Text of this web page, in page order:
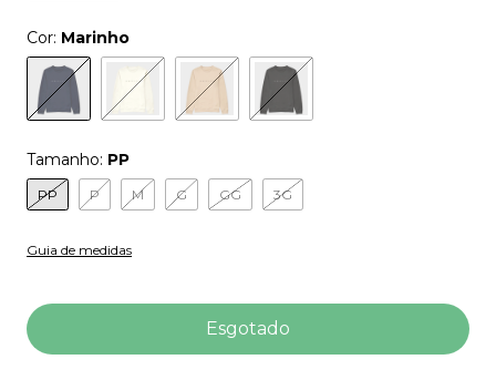
Cor: Marinho
Tamanho: PP
PP P M G GG 3G
Guia de medidas